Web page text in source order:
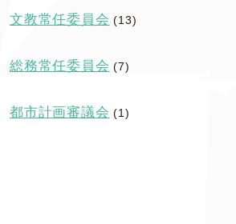
文教常任委員会 (13)
総務常任委員会 (7)
都市計画審議会 (1)